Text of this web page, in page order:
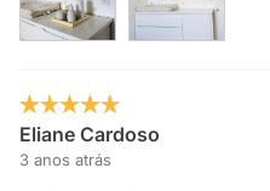
Eliane Cardoso
3 anos atrás